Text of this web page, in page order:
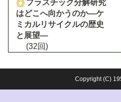
プラスチック分解研究
はどこへ向かうのか―ケ
ミカルリサイクルの歴史
と展望―
(32回)
Copyright (C)